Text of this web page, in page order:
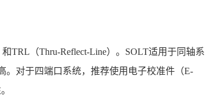
TRL（Thru-Reflect-Line）。SOLT适用于同轴系
对于四端口系统，推荐使用电子校准件（E-